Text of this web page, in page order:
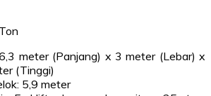
meter (Panjang) x 3 meter (Lebar) x
(Tinggi)
5,9 meter